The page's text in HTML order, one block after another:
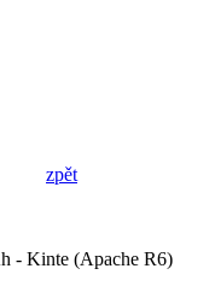
zpět
- Kinte (Apache R6)